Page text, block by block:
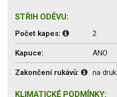
STŘIH ODĚVU:
Počet kapes: 2
Kapuce: ANO
Zakončení rukávů: na druk
KLIMATICKÉ PODMÍNKY: